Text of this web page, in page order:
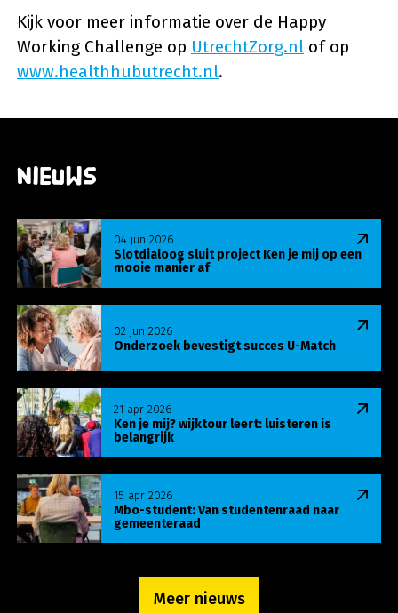
Kijk voor meer informatie over de Happy
Working Challenge op UtrechtZorg.nl of op
www.healthhubutrecht.nl.
Nieuws
Slotdialoog sluit project Ken je mij op een
mooie manier af
04 jun 2026
Lees meer over Slotdialoog sluit project Ken je
Onderzoek bevestigt succes U-Match
02 jun 2026
Lees meer over Onderzoek bevestigt succes U-
Ken je mij? wijktour leert: luisteren is
belangrijk
21 apr 2026
Lees meer over Ken je mij? wijktour leert:
Mbo-student: Van studentenraad naar
gemeenteraad
15 apr 2026
Lees meer over Mbo-student: Van
Meer nieuws